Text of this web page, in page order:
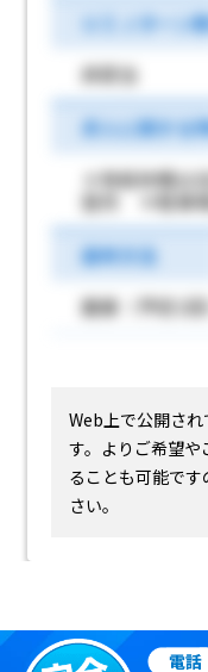
ＵＩＪターン
非該当
求人に関する
＊有給休暇
翌月 ＊駐車
選考方法
面接（予定1回
Web上で公開さ
す。 よりご希望
ることも可能で
さい。